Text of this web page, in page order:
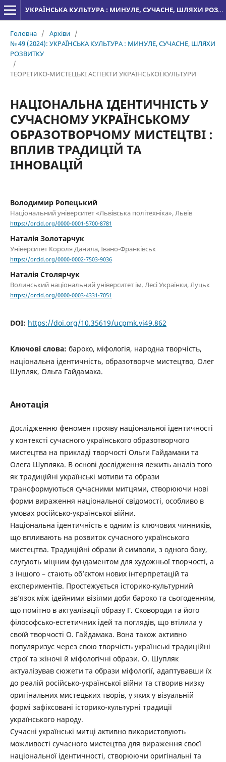
УКРАЇНСЬКА КУЛЬТУРА : МИНУЛЕ, СУЧАСНЕ, ШЛЯХИ РОЗВИТКУ
Головна / Архіви /
№ 49 (2024): УКРАЇНСЬКА КУЛЬТУРА : МИНУЛЕ, СУЧАСНЕ, ШЛЯХИ
РОЗВИТКУ
/
ТЕОРЕТИКО-МИСТЕЦЬКІ АСПЕКТИ УКРАЇНСЬКОЇ КУЛЬТУРИ
НАЦІОНАЛЬНА ІДЕНТИЧНІСТЬ У
СУЧАСНОМУ УКРАЇНСЬКОМУ
ОБРАЗОТВОРЧОМУ МИСТЕЦТВІ :
ВПЛИВ ТРАДИЦІЙ ТА
ІННОВАЦІЙ
Володимир Ропецький
Національний університет «Львівська політехніка», Львів
https://orcid.org/0000-0001-5700-8781
Наталія Золотарчук
Університет Короля Данила, Івано-Франківськ
https://orcid.org/0000-0002-7503-9036
Наталія Столярчук
Волинський національний університет ім. Лесі Українки, Луцьк
https://orcid.org/0000-0003-4331-7051
DOI: https://doi.org/10.35619/ucpmk.vi49.862
Ключові слова: бароко, міфологія, народна творчість,
національна ідентичність, образотворче мистецтво, Олег
Шупляк, Ольга Гайдамака.
Анотація
Дослідженню феномен прояву національної ідентичності
у контексті сучасного українського образотворчого
мистецтва на прикладі творчості Ольги Гайдамаки та
Олега Шупляка. В основі дослідження лежить аналіз того
як традиційні українські мотиви та образи
трансформуються сучасними митцями, створюючи нові
форми вираження національної свідомості, особливо в
умовах російсько-української війни.
Національна ідентичність є одним із ключових чинників,
що впливають на розвиток сучасного українського
мистецтва. Традиційні образи й символи, з одного боку,
слугують міцним фундаментом для художньої творчості, а
з іншого – стають об’єктом нових інтерпретацій та
експериментів. Простежується історико-культурний
зв’язок між ідейними візіями доби бароко та сьогоденням,
що помітно в актуалізації образу Г. Сковороди та його
філософсько-естетичних ідей та поглядів, що втілила у
своїй творчості О. Гайдамака. Вона також активно
популяризує через свою творчість українські традиційні
строї та жіночі й міфологічні образи. О. Шупляк
актуалізував сюжети та образи міфології, адаптувавши їх
до реалій російсько-української війни та створив низку
оригінальних мистецьких творів, у яких у візуальній
формі зафіксовані історико-культурні традиції
українського народу.
Сучасні українські митці активно використовують
можливості сучасного мистецтва для вираження своєї
національної ідентичності, створюючи оригінальні та